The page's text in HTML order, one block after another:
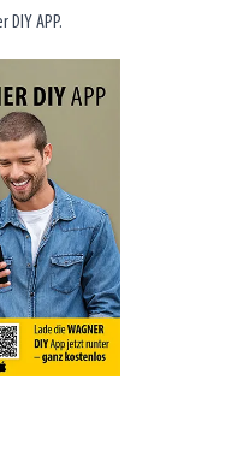
APP.